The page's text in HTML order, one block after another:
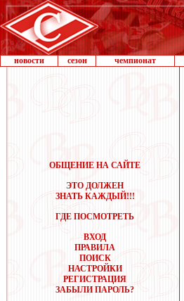
новости сезон чемпионат
ОБЩЕНИЕ НА САЙТЕ
ЭТО ДОЛЖЕН
ЗНАТЬ КАЖДЫЙ!!!
ГДЕ ПОСМОТРЕТЬ
ВХОД
ПРАВИЛА
ПОИСК
НАСТРОЙКИ
РЕГИСТРАЦИЯ
ЗАБЫЛИ ПАРОЛЬ?